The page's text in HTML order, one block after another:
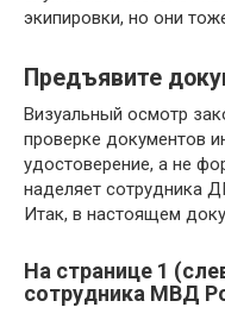
экипировки, но они
Предъявите
Визуальный осмотр
проверке документов
удостоверение, а не
наделяет сотрудника
Итак, в настоящем
На странице 1
сотрудника МВД